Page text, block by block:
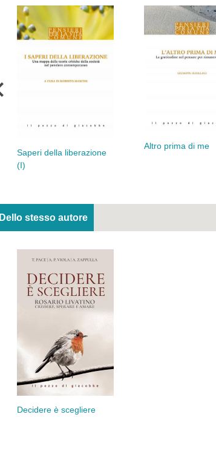
Saperi della liberazione
(I)
Altro prima di me
Dello stesso autore
Decidere è scegliere